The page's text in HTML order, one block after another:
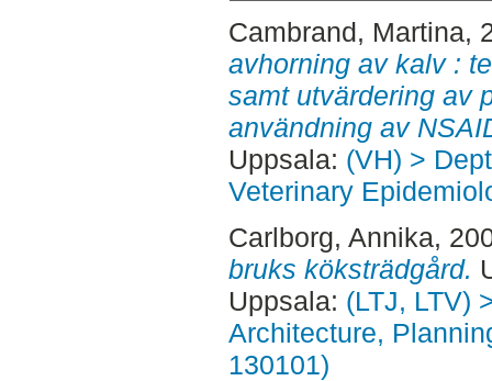
Cambrand, Martina,
avhorning av kalv :
samt utvärdering av
användning av
Uppsala: (VH) >
Veterinary
Carlborg, Annika,
bruks köksträdgård.
Uppsala: (LTJ, LTV)
Architecture,
130101)